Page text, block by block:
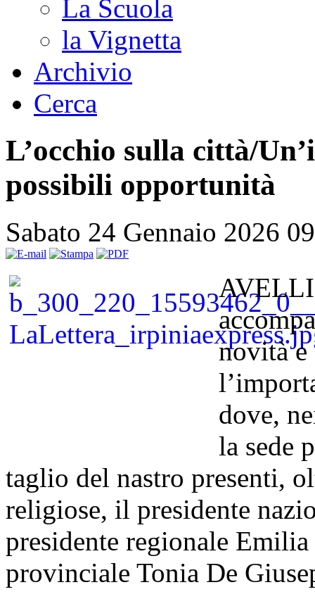
La Scuola
la Vignetta
Archivio
Cerca
L’occhio sulla città/
possibili opportunità
Sabato 24 Gennaio 2026
novità
dove,
la sede
taglio del nastro presenti,
religiose, il presidente
presidente regionale
provinciale Tonia De